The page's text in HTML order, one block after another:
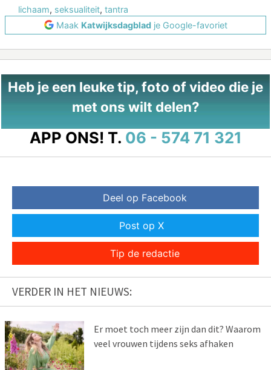
lichaam, seksualiteit, tantra
Maak Katwijksdagbladje Google-favoriet
Heb je een leuke tip, foto of video die je
met ons wilt delen?
APP ONS! T. 06 - 574 71 321
Deel op Facebook
Post op X
Tip de redactie
VERDER IN HET NIEUWS:
Er moet toch meer zijn dan dit? Waarom
veel vrouwen tijdens seks afhaken